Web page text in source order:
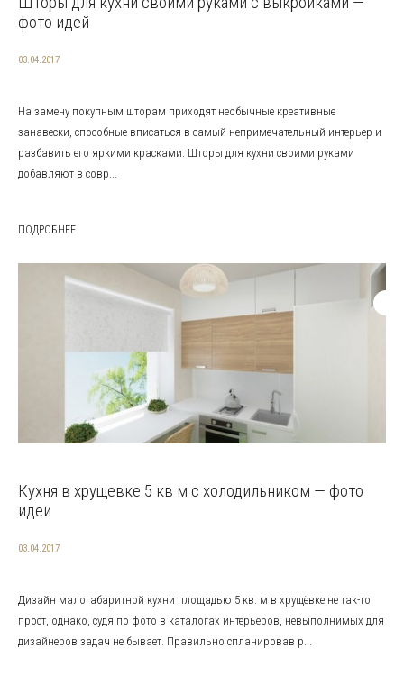
фото идей
03.04.2017
На замену покупным шторам приходят необычные креативные
занавески, способные вписаться в самый непримечательный интерьер и
разбавить его яркими красками. Шторы для кухни своими руками
добавляют в совр...
ПОДРОБНЕЕ
Кухня в хрущевке 5 кв м с холодильником — фото
идеи
03.04.2017
Дизайн малогабаритной кухни площадью 5 кв. м в хрущёвке не так-то
прост, однако, судя по фото в каталогах интерьеров, невыполнимых для
дизайнеров задач не бывает. Правильно спланировав р...